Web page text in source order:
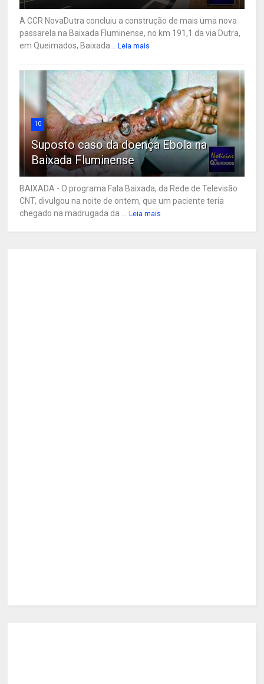
A CCR NovaDutra concluiu a construção de mais uma nova
passarela na Baixada Fluminense, no km 191,1 da via Dutra,
em Queimados, Baixada...
Leia mais
10
Suposto caso da doença Ebola na
Baixada Fluminense
BAIXADA - O programa Fala Baixada, da Rede de Televisão
CNT, divulgou na noite de ontem, que um paciente teria
chegado na madrugada da ...
Leia mais